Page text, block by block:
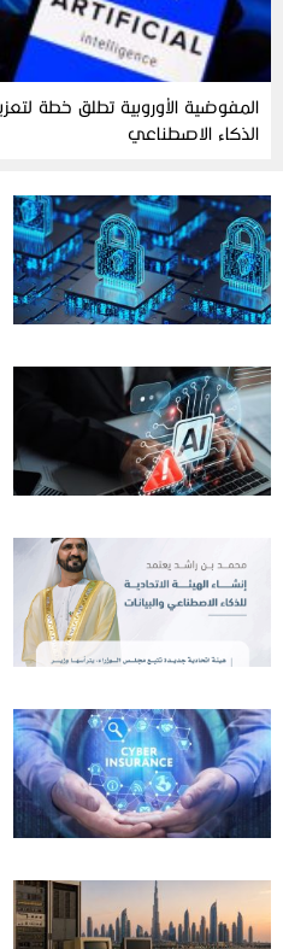
المفوضية الأوروبية تطلق خطة
الذكاء الاصطناعي